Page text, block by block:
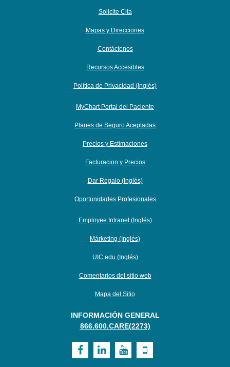
Solicite Cita
Mapas y Direcciones
Contáctenos
Recursos Accesibles
Política de Privacidad (Inglés)
MyChart Portal del Paciente
Planes de Seguro Aceptadas
Precios y Estimaciones
Facturacion y Precios
Dar Regalo (Inglés)
Oportunidades Profesionales
Employee Intranet (Inglés)
Márketing (Inglés)
UIC.edu (Inglés)
Comentarios del sitio web
Mapa del Sitio
INFORMACIÓN GENERAL
866.600.CARE(2273)
Visit Visit VisitVisit